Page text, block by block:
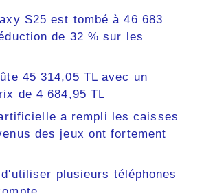
S25 est tombé à 46 683
de 32 % sur les
45 314,05 TL avec un
de 4 684,95 TL
a rempli les caisses
des jeux ont fortement
plusieurs téléphones